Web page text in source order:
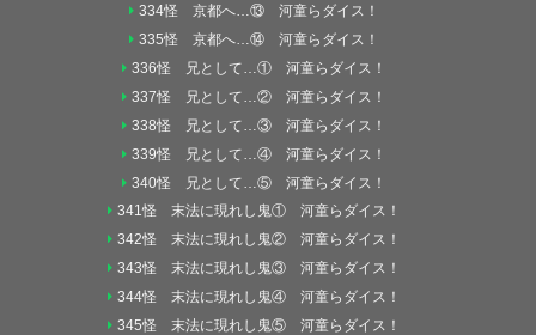
334怪 京都へ…⑬ 河童らダイス！
335怪 京都へ…⑭ 河童らダイス！
336怪 兄として…① 河童らダイス！
337怪 兄として…② 河童らダイス！
338怪 兄として…③ 河童らダイス！
339怪 兄として…④ 河童らダイス！
340怪 兄として…⑤ 河童らダイス！
341怪 末法に現れし鬼① 河童らダイス！
342怪 末法に現れし鬼② 河童らダイス！
343怪 末法に現れし鬼③ 河童らダイス！
344怪 末法に現れし鬼④ 河童らダイス！
345怪 末法に現れし鬼⑤ 河童らダイス！